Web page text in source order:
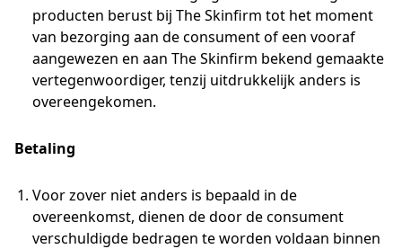
producten berust bij The Skinfirm tot het moment
van bezorging aan de consument of een vooraf
aangewezen en aan The Skinfirm bekend gemaakte
vertegenwoordiger, tenzij uitdrukkelijk anders is
overeengekomen.
Betaling
Voor zover niet anders is bepaald in de
overeenkomst, dienen de door de consument
verschuldigde bedragen te worden voldaan binnen